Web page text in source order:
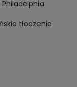
Philadelphia
tłoczenie